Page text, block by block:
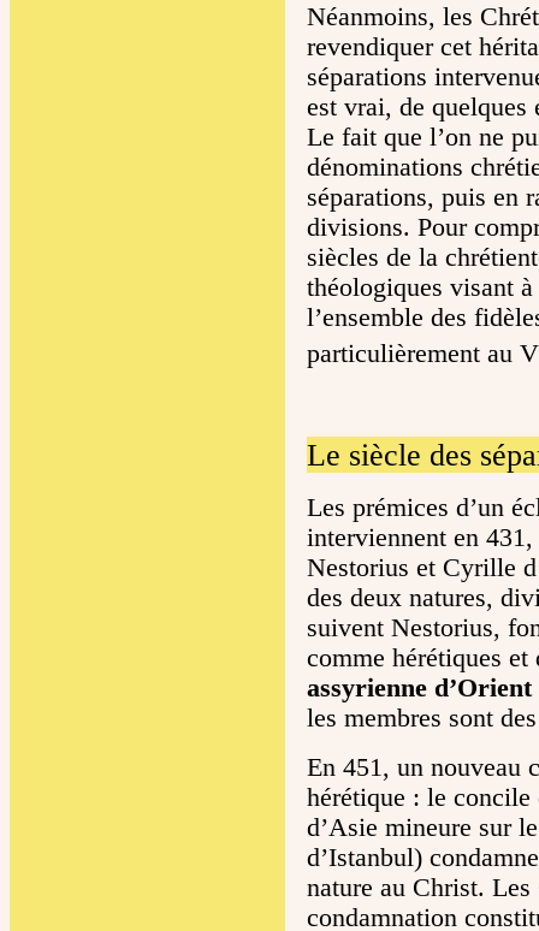
Néanmoins, les
revendiquer cet
séparations
est vrai, de quelques
Le fait que l’on ne
dénominations
séparations, puis en
divisions. Pour
siècles de la
théologiques visant
l’ensemble des
particulièrement au V
Le siècle des
Les prémices d’un
interviennent en 431,
Nestorius et Cyrille
des deux natures,
suivent Nestorius,
comme hérétiques
assyrienne d’Orient
les membres sont
En 451, un nouveau
hérétique : le
d’Asie mineure sur
d’Istanbul)
nature au Christ.
condamnation